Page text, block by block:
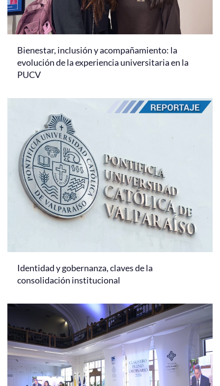
Bienestar, inclusión y acompañamiento: la
evolución de la experiencia universitaria en la
PUCV
Identidad y gobernanza, claves de la
consolidación institucional